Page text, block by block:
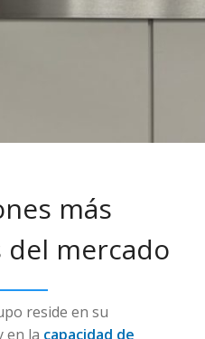
más
mercado
reside en su
en la capacidad de